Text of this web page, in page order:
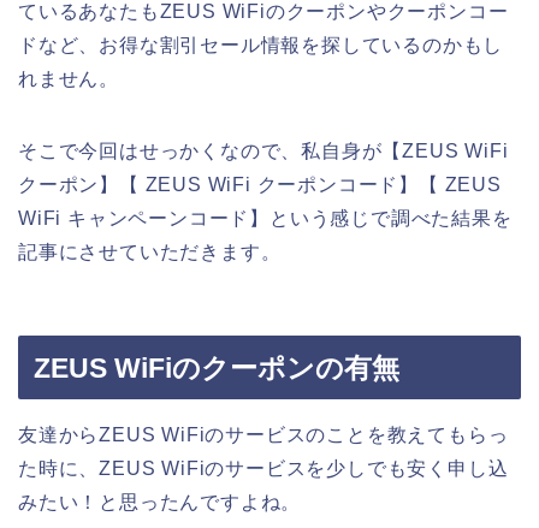
ているあなたもZEUS WiFiのクーポンやクーポンコー
ドなど、お得な割引セール情報を探しているのかもし
れません。
そこで今回はせっかくなので、私自身が【ZEUS WiFi
クーポン】【 ZEUS WiFi クーポンコード】【 ZEUS
WiFi キャンペーンコード】という感じで調べた結果を
記事にさせていただきます。
ZEUS WiFiのクーポンの有無
友達からZEUS WiFiのサービスのことを教えてもらっ
た時に、ZEUS WiFiのサービスを少しでも安く申し込
みたい！と思ったんですよね。